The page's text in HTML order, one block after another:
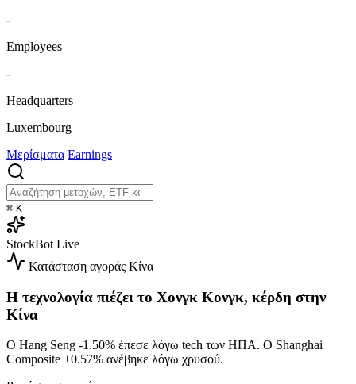
-
Employees
-
Headquarters
Luxembourg
Μερίσματα Earnings
⌘ K
StockBot Live
Κατάσταση αγοράς Κίνα
Η τεχνολογία πιέζει το Χονγκ Κονγκ, κέρδη στην
Κίνα
Ο Hang Seng -1.50% έπεσε λόγω tech των ΗΠΑ. Ο Shanghai
Composite +0.57% ανέβηκε λόγω χρυσού.